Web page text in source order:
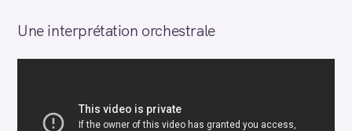
Une interprétation orchestrale